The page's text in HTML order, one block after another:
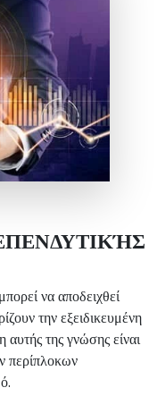
να αποδειχθεί
την εξειδικευμένη
της γνώσης είναι
περίπλοκων